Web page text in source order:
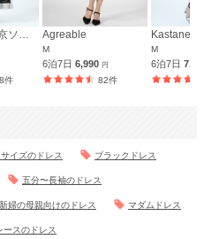
件
Agreable
M
6泊7日 6,990 円
82件
Kastane
M
6泊7日
イズのドレス ブラックドレス
五分〜長袖のドレス
婦の母親向けのドレス マダムドレス
ースのドレス